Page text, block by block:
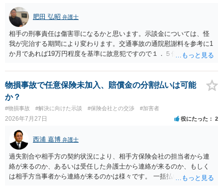
肥田 弘昭 弁護士
相手の刑事責任は傷害罪になるかと思います。示談金については、怪
我が完治する期間により変わります。交通事故の通院慰謝料を参考に1
か月であれば19万円程度を基準に故意犯ですので１．５倍か2倍程度す
上がるかと思います。ご参考にしてください。
物損事故で任意保険未加入、賠償金の分割払いは可能
か？
#物損事故 #解決に向けた示談 #保険会社との交渉 #加害者
2026年7月27日 役にたった 2
西浦 嘉博 弁護士
過失割合や相手方の契約状況により、相手方保険会社の担当者から連
絡が来るのか、あるいは受任した弁護士から連絡が来るのか、もしく
は相手方当事者から連絡が来るのかは様々です。 一括払いや分割払い